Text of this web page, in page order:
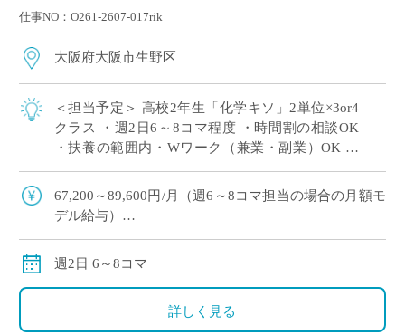
仕事NO：O261-2607-017rik
大阪府大阪市生野区
＜担当予定＞ 高校2年生「化学キソ」2単位×3or4
クラス ・週2日6～8コマ程度 ・時間割の相談OK
・扶養の範囲内・Wワーク（兼業・副業）OK ・
師で勤務いただける方を募集 […]
67,200～89,600円/月（週6～8コマ担当の場合の月額モ
デル給与）
※月の途中からご勤務開始の場合は、日割計算になり
週2日 6～8コマ
詳しく見る